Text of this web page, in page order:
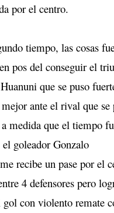
por el centro.
tiempo, las cosas
pos del conseguir el
que se puso
ante el rival que se
medida que el tiempo
el goleador Gonzalo
recibe un pase por el
4 defensores pero
con violento remate